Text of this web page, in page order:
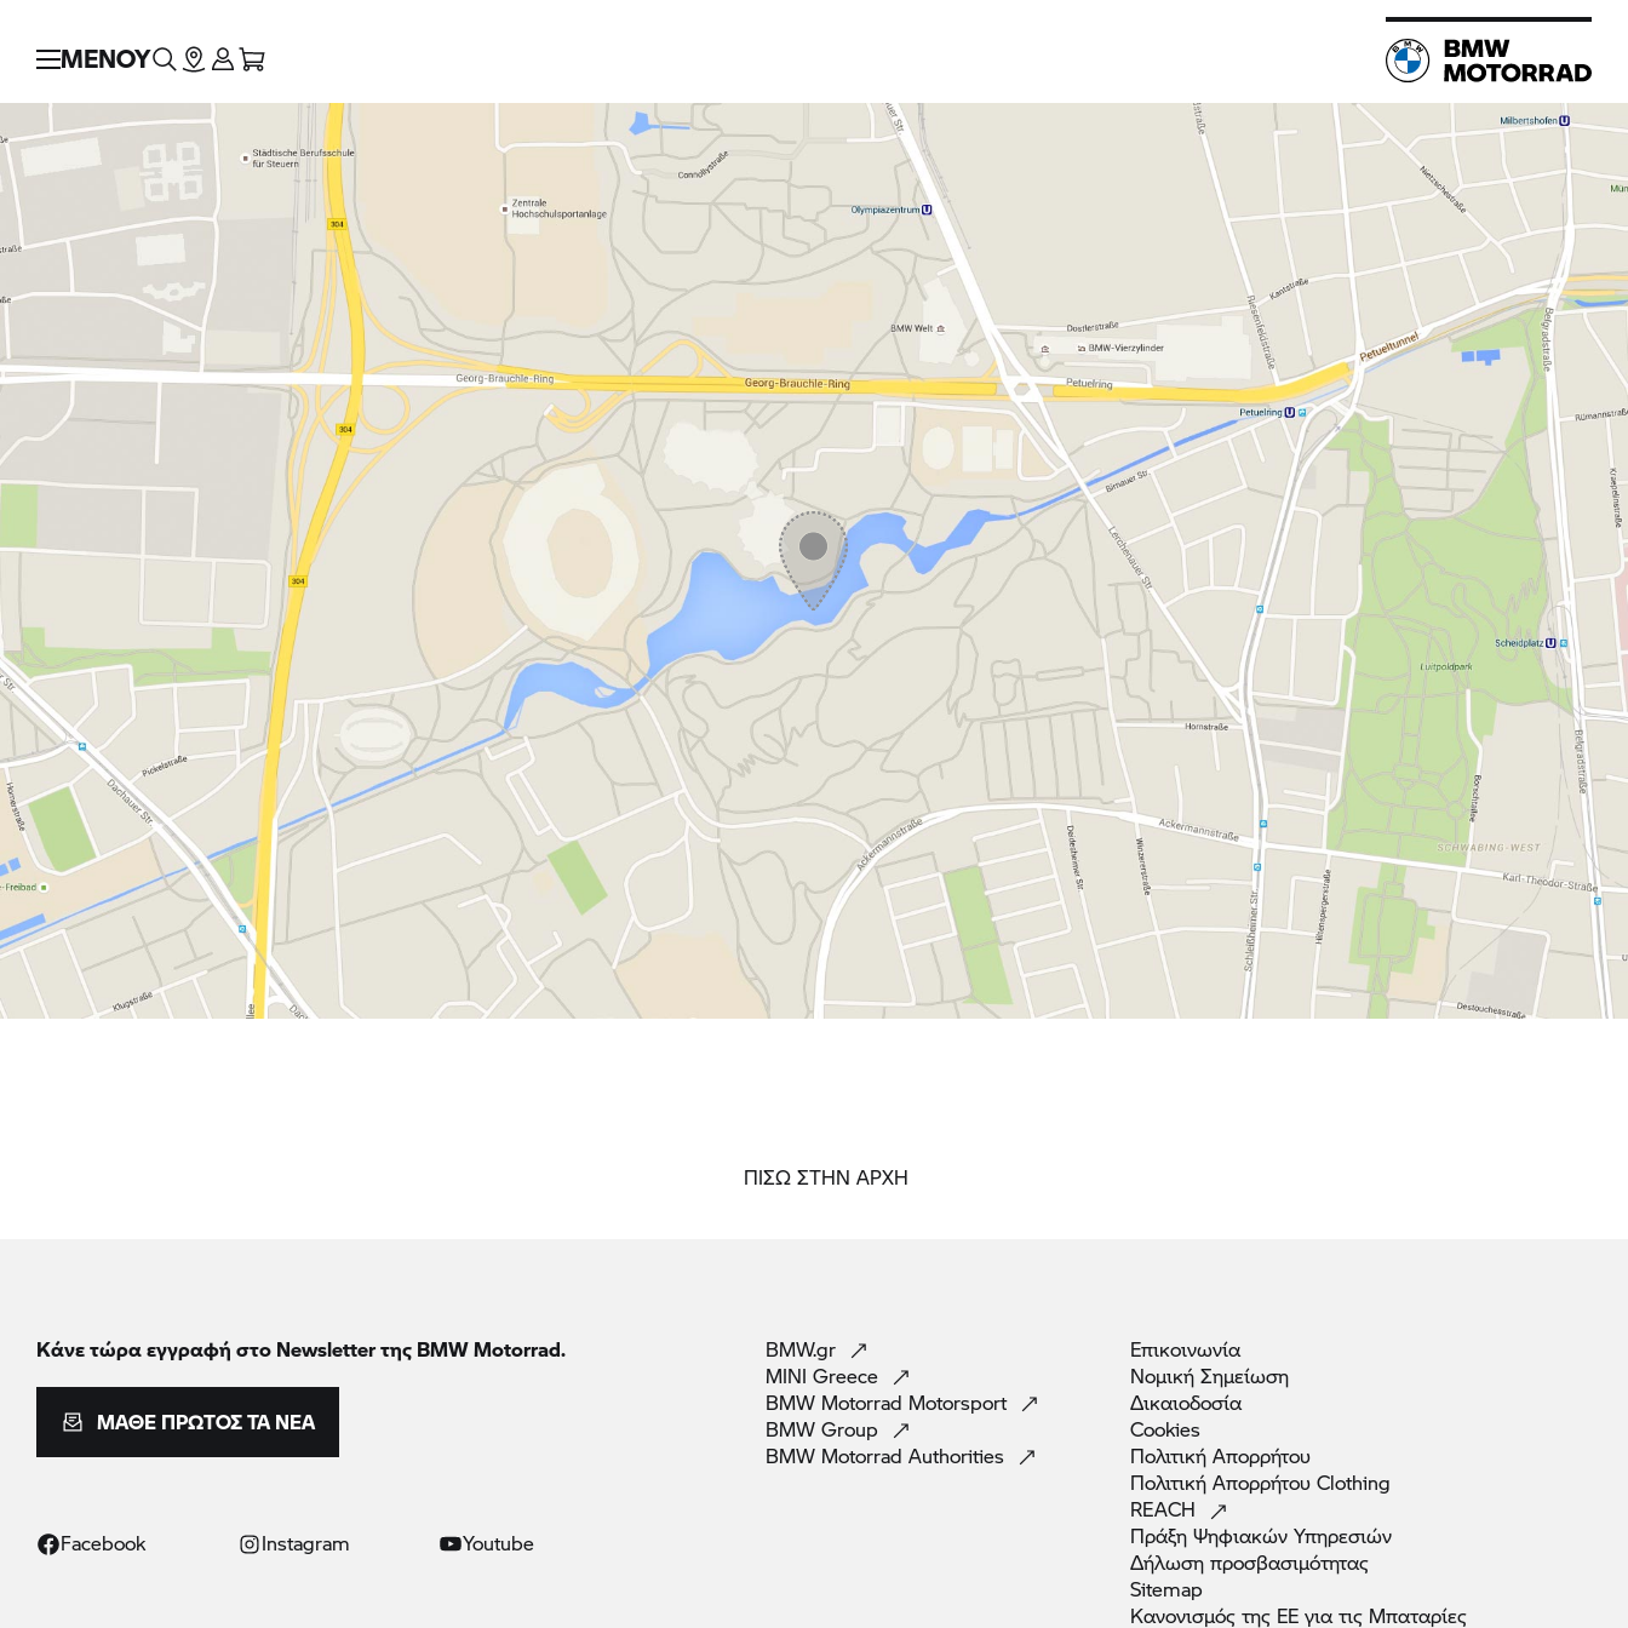
ΜΕΝΟΥ
ΠΙΣΩ ΣΤΗΝ ΑΡΧΗ
Κάνε τώρα εγγραφή στο Newsletter της BMW Motorrad.
ΜΆΘΕ ΠΡΏΤΟΣ ΤΑ ΝΈΑ
Facebook Instagram Youtube
BMW.gr
MINI Greece
BMW Motorrad Motorsport
BMW Group
BMW Motorrad Authorities
Επικοινωνία
Νομική Σημείωση
Δικαιοδοσία
Cookies
Πολιτική Απορρήτου
Πολιτική Απορρήτου Clothing
REACH
Πράξη Ψηφιακών Υπηρεσιών
Δήλωση προσβασιμότητας
Sitemap
Κανονισμός της ΕΕ για τις Μπαταρίες